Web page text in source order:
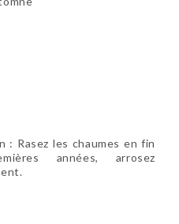
Rasez les chaumes en fin
années, arrosez